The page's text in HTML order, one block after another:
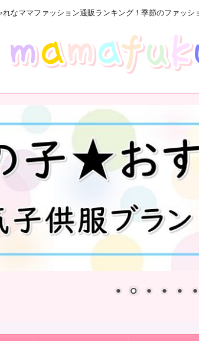
れなママファッション通販ランキング！季節のファッシ